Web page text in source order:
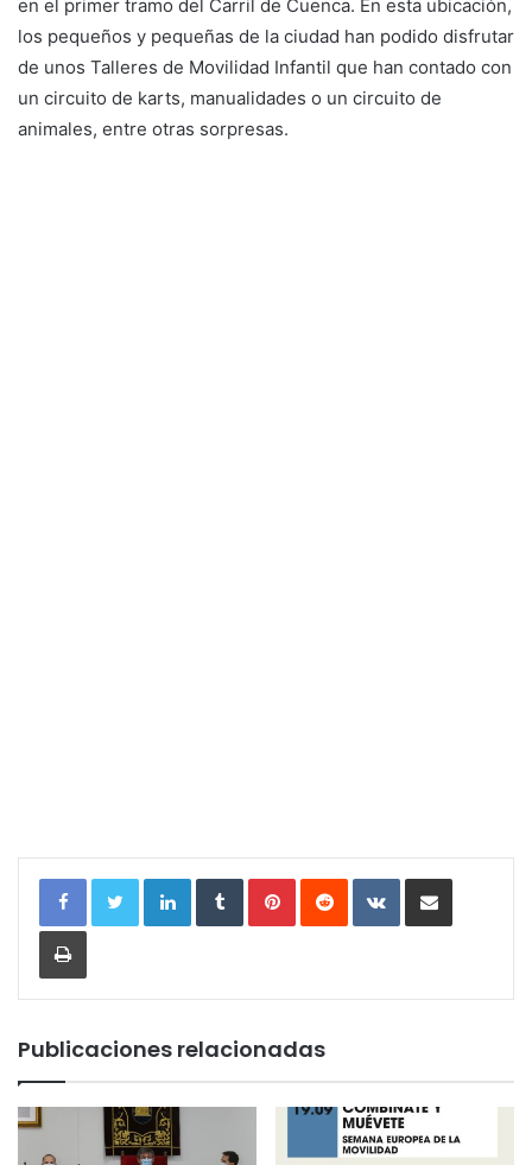
en el primer tramo del Carril de Cuenca. En esta ubicación,
los pequeños y pequeñas de la ciudad han podido disfrutar
de unos Talleres de Movilidad Infantil que han contado con
un circuito de karts, manualidades o un circuito de
animales, entre otras sorpresas.
LinkedInTumblrPinterestReddit VKontakteCompartir por correo
Imprimir
Publicaciones relacionadas